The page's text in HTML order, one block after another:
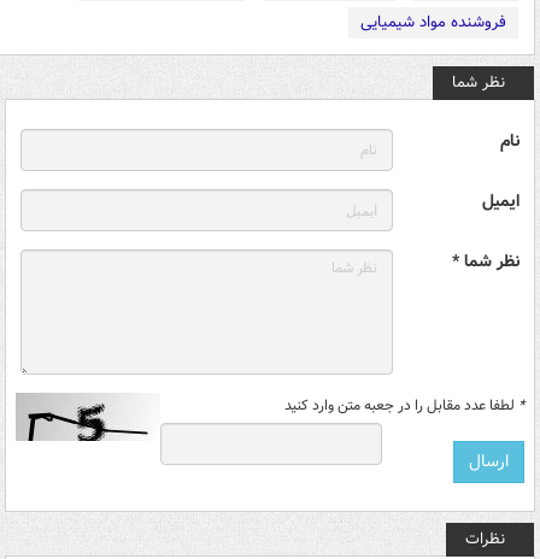
فروشنده مواد شیمیایی
نظر شما
نام
ایمیل
نظر شما *
* لطفا عدد مقابل را در جعبه متن وارد کنید
نظرات